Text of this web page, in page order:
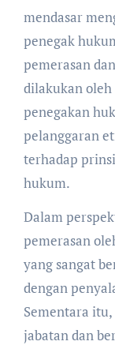
mendasar
penegak
pemerasan
dilakukan
penegakan
pelanggaran
terhadap
hukum.
Dalam
pemerasan
yang sangat
dengan
Sementara
jabatan dan